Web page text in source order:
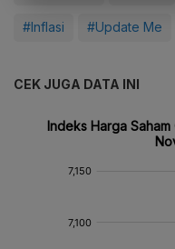
#Inflasi #Update Me
CEK JUGA DATA INI